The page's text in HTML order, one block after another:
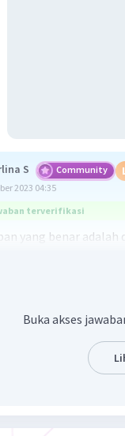
S Community
2023 04:35
terverifikasi
yang benar
setempat
peternakan.
kambing, dan domba
yang luas dan
pakan yang
dengan baik.
Buka akses